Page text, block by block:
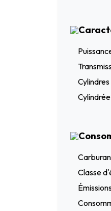
Cylindres
Cylindrée
Classe